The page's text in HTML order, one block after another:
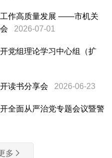
工作高质量发展 ——市机关
2026-07-01
党组理论学习中心组（扩
读书分享会 2026-06-23
全面从严治党专题会议暨警
多